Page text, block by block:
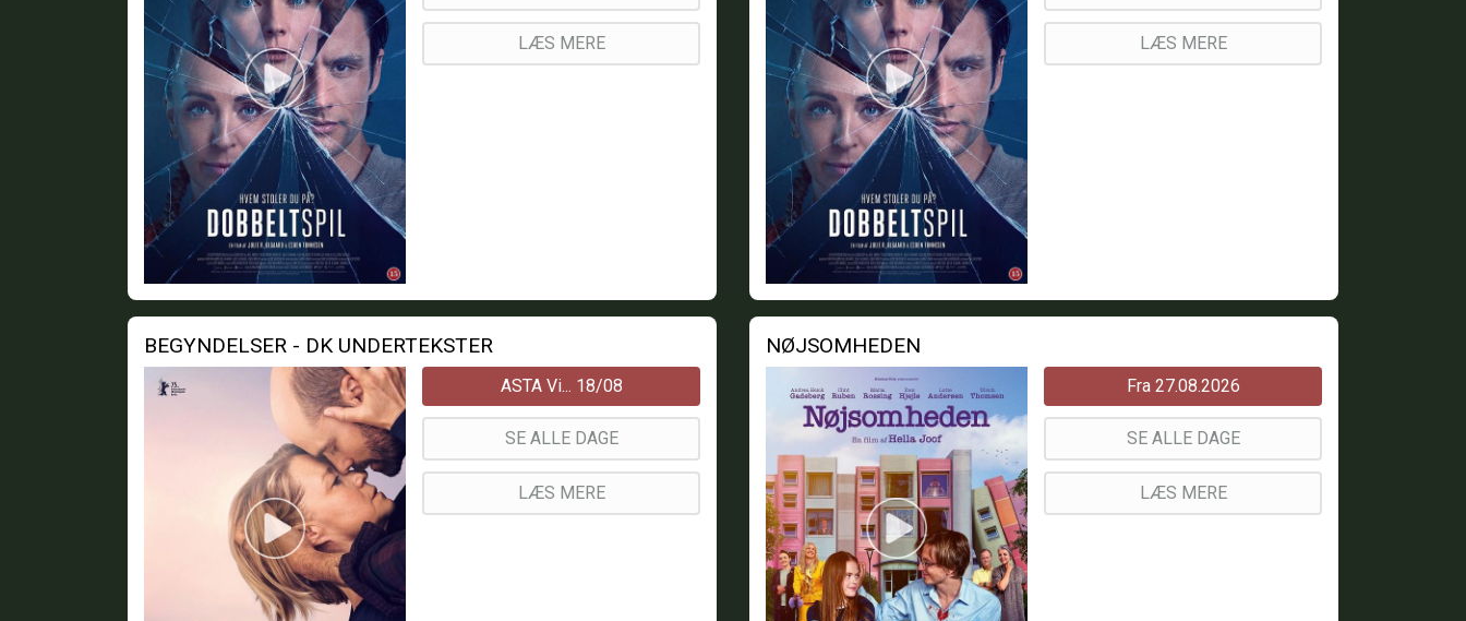
LÆS MERE LÆS MERE
BEGYNDELSER - DK UNDERTEKSTER
ASTA Vi... 18/08
SE ALLE DAGE
LÆS MERE
NØJSOMHEDEN
Fra 27.08.2026
SE ALLE DAGE
LÆS MERE